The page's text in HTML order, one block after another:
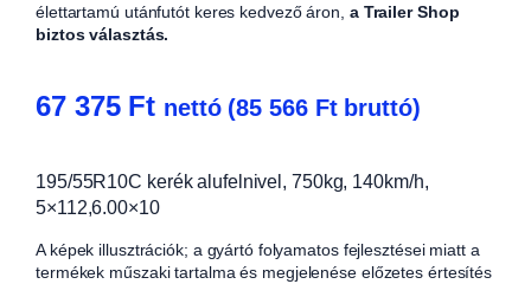
élettartamú utánfutót keres kedvező áron, a Trailer Shop
biztos választás.
67 375 Ft nettó (85 566 Ftbruttó)
195/55R10C kerék alufelnivel, 750kg, 140km/h,
5×112,6.00×10
A képek illusztrációk; a gyártó folyamatos fejlesztései miatt a
termékek műszaki tartalma és megjelenése előzetes értesítés